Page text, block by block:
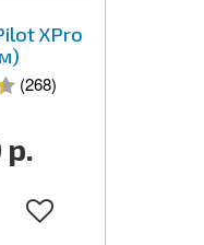
XPro
(268)
р.